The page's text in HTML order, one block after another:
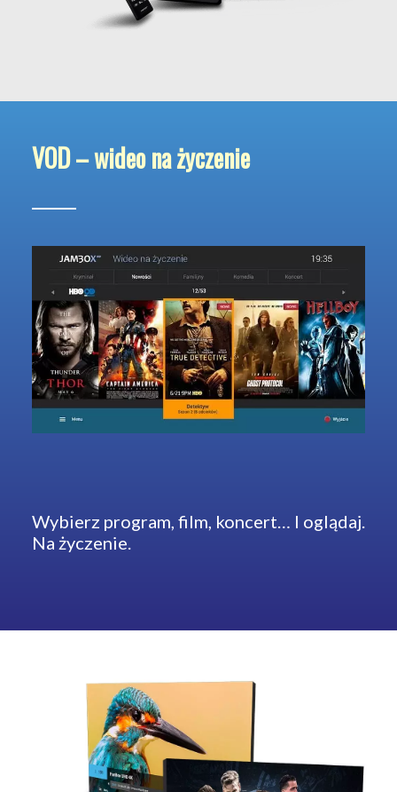
VOD – wideo na życzenie
Wybierz program, film, koncert… I oglądaj.
Na życzenie.